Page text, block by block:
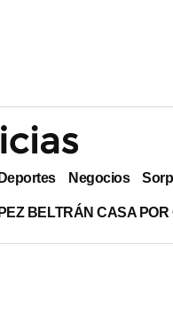
Deportes Negocios
BELTRÁN CASA